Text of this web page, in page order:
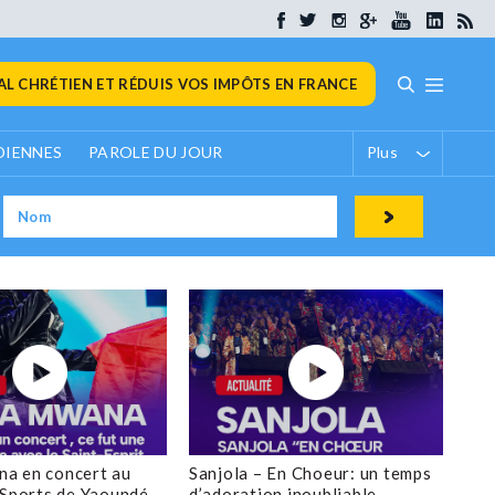
CHRÉTIEN ET RÉDUIS VOS IMPÔTS EN FRANCE
PAROLE DU JOUR Plus
en concert au
Sanjola – En Choeur: un temps